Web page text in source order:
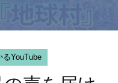
るYouTube